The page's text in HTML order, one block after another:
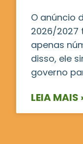
O anúncio
2026/2027
apenas
disso, ele
governo
LEIA MAIS